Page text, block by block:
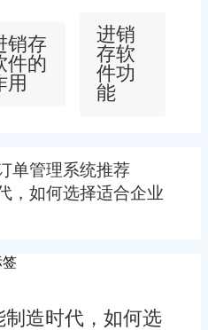
销存
件的
用
进销
存软
件功
能
单管理系统推荐
，如何选择适合企业
签
制造时代，如何选